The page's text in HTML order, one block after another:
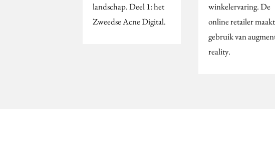
landschap. Deel 1: het
Zweedse Acne Digital.
winkelervaring. De
online retailer maakt
gebruik van
reality.